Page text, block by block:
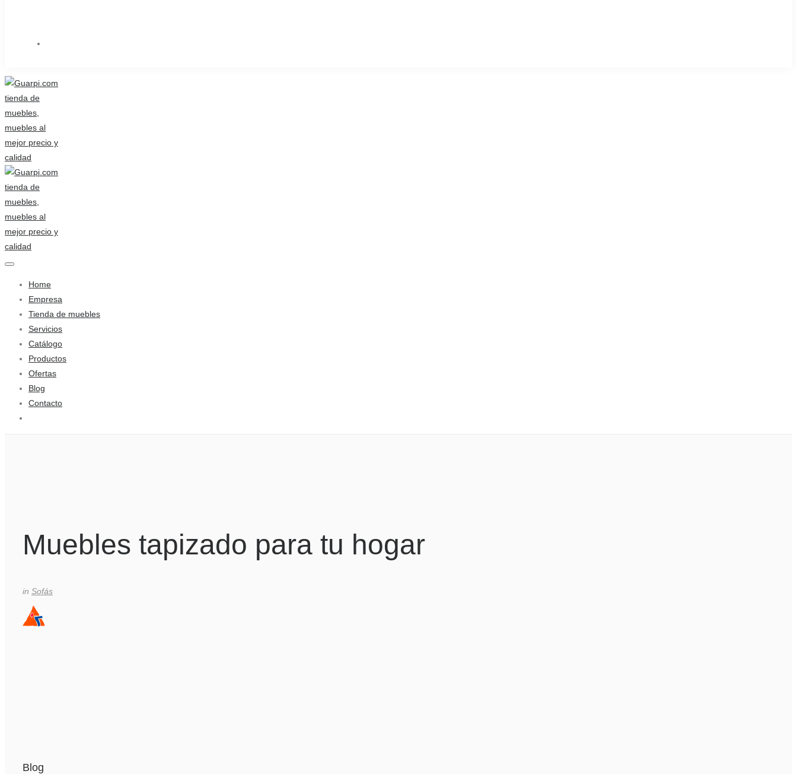
Home
Empresa
Tienda de muebles
Servicios
Catálogo
Productos
Ofertas
Blog
Contacto
Muebles tapizado para tu hogar
in Sofás
Blog